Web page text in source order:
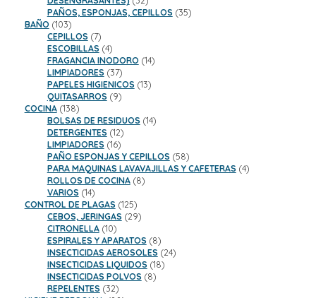
productos
PAÑOS, ESPONJAS, CEPILLOS 3535
BAÑO 103103
productos
CEPILLOS 77
productos
ESCOBILLAS 44
productos
FRAGANCIA INODORO 1414
LIMPIADORES 3737
productos
PAPELES HIGIENICOS 1313
QUITASARROS 99
COCINA 138138
productos
BOLSAS DE RESIDUOS 1414
DETERGENTES 1212
productos
LIMPIADORES 1616
productos
PAÑO ESPONJAS Y CEPILLOS 5858
productos
PARA MAQUINAS LAVAVAJILLAS Y CAFETERAS 44
ROLLOS DE COCINA 88
VARIOS 1414
productos
CONTROL DE PLAGAS 125125
productos
CEBOS, JERINGAS 2929
CITRONELLA 1010
productos
ESPIRALES Y APARATOS 88
productos
INSECTICIDAS AEROSOLES 2424
INSECTICIDAS LIQUIDOS 1818
INSECTICIDAS POLVOS 88
REPELENTES 3232